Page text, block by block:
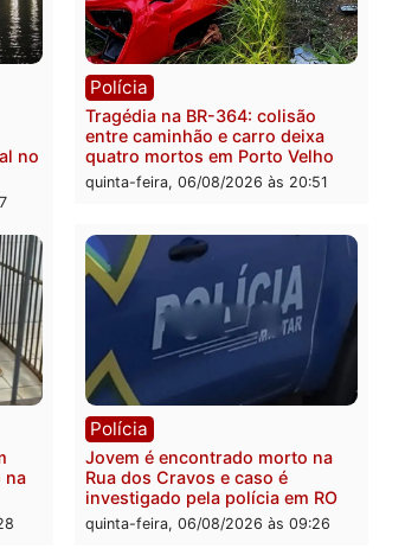
com mais
em Porto
às 09:38
Polícia
Polícia Civil deflagra
atacava provedores de
em Rondônia
sexta-feira, 07/08/2026 às
fluvial no
Velho
às 09:27
Polícia
entre caminhão e carro
quatro mortos em Porto
quinta-feira, 06/08/2026 às